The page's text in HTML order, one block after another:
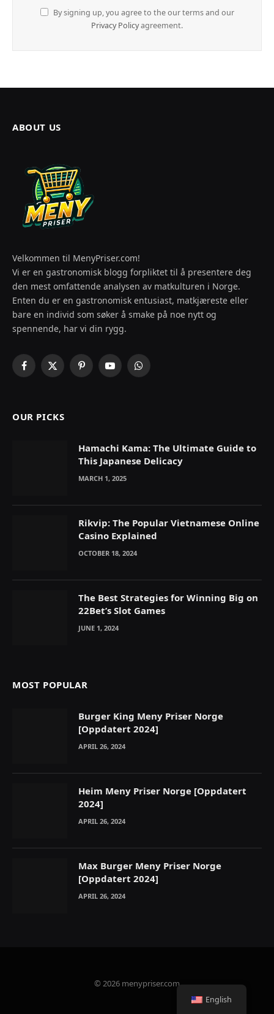
By signing up, you agree to the our terms and our
Privacy Policyagreement.
ABOUT US
Velkommen til MenyPriser.com!
Vi er en gastronomisk blogg forpliktet til å presentere deg
den mest omfattende analysen av matkulturen i Norge.
Enten du er en gastronomisk entusiast, matkjæreste eller
bare en individ som søker å smake på noe nytt og
spennende, har vi din rygg.
Facebook
X
PinterestYouTubeWhatsApp
OUR PICKS
Hamachi Kama: The Ultimate Guide to
This Japanese Delicacy
MARCH 1, 2025
Rikvip: The Popular Vietnamese Online
Casino Explained
OCTOBER 18, 2024
The Best Strategies for Winning Big on
22Bet’s Slot Games
JUNE 1, 2024
MOST POPULAR
Burger King Meny Priser Norge
[Oppdatert 2024]
APRIL 26, 2024
Heim Meny Priser Norge [Oppdatert
2024]
APRIL 26, 2024
Max Burger Meny Priser Norge
[Oppdatert 2024]
APRIL 26, 2024
© 2026 menypriser.com
English